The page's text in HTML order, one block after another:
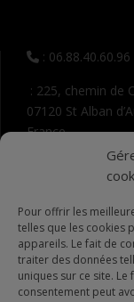
Pour offrir les
telles que les cookies
appareils. Le fait de
traiter des données
uniques sur ce site.
consentement peut
:
: 225, chemin de
07120 St Alban
France
: contact @